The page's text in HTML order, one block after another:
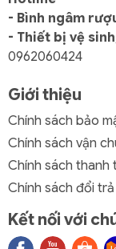
- Bình ngâm
- Thiết bị vệ
0962060424
Giới thiệu
Chính sách bảo
Chính sách vận
Chính sách thanh
Chính sách đổi trả
Kết nối với